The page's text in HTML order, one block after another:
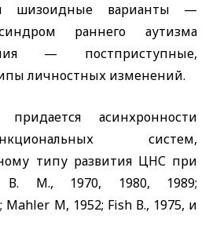
шизоидные варианты —
раннего аутизма
— постприступные,
личностных изменений.
асинхронности
систем,
типу развития ЦНС при
В. М., 1970, 1980, 1989;
Mahler M, 1952; Fish В., 1975, и